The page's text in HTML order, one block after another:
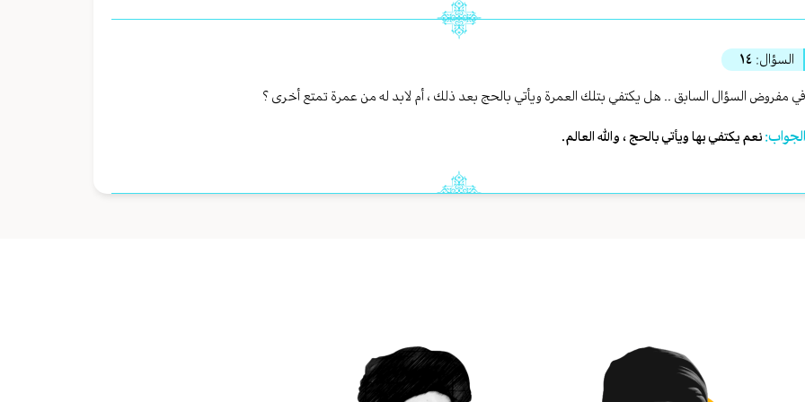
السؤال: ١٤
مفروض السؤال السابق .. هل يكتفي بتلك العمرة ويأتي بالحج بعد ذلك ، أم لابد له من عمرة تمتع أخرى ؟
نعم يكتفي بها ويأتي بالحج ، والله العالم.